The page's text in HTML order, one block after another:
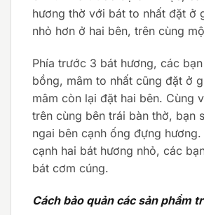
hương thờ với bát to nhất đặt ở
nhỏ hơn ở hai bên, trên cùng
Phía trước 3 bát hương, các
bồng, mâm to nhất cũng đặt ở
mâm còn lại đặt hai bên. Cùng
trên cùng bên trái bàn thờ, bạn
ngai bên cạnh ống đựng
cạnh hai bát hương nhỏ, các
bát cơm cúng.
Cách bảo quản các sản phẩm